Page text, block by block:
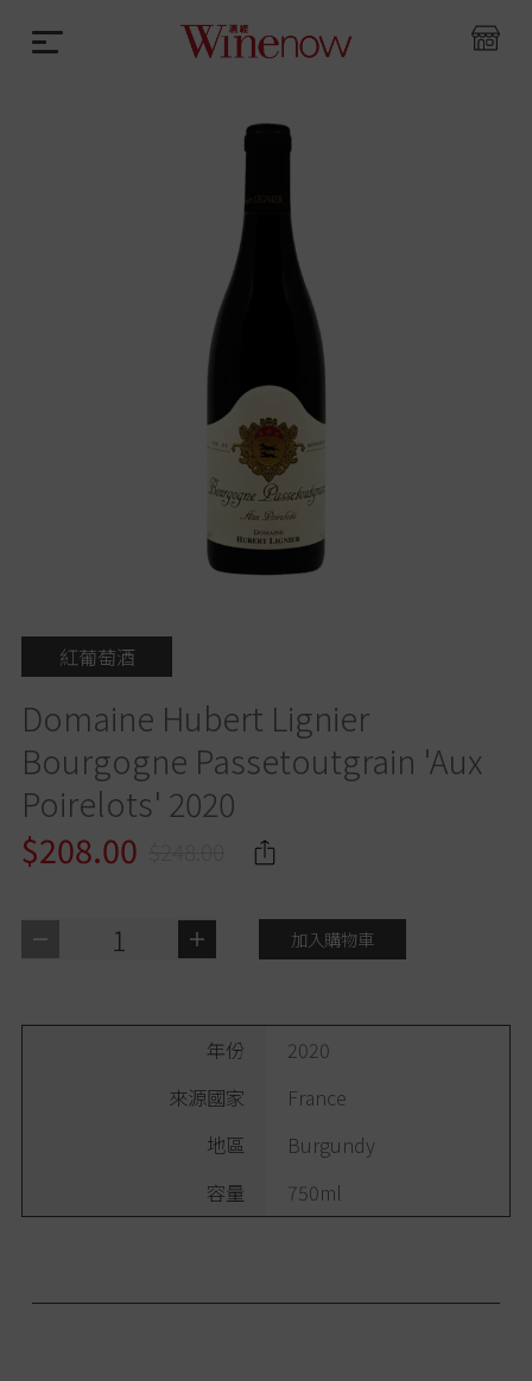
紅葡萄酒
Domaine Hubert Lignier
Bourgogne Passetoutgrain 'Aux
Poirelots' 2020
$208.00
1 加入購物車
年份
2020
來源國家
France
地區
Burgundy
容量
750ml